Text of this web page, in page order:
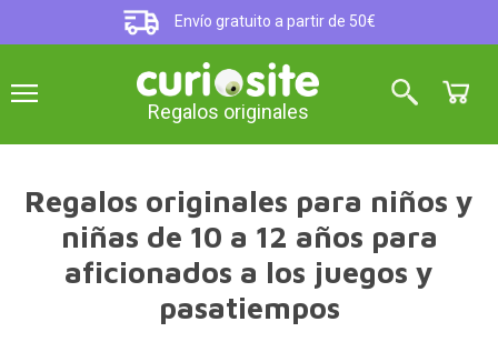
Envío gratuito a partir de 50€
Regalos originales
Regalos originales para niños y
niñas de 10 a 12 años para
aficionados a los juegos y
pasatiempos